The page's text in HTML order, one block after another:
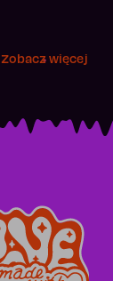
Zobacz więcej